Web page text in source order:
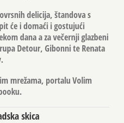
delicija, štandova s
će i domaći i gostujući
dana a za večernji glazbeni
Detour, Gibonni te Renata
mrežama, portalu Volim
skica